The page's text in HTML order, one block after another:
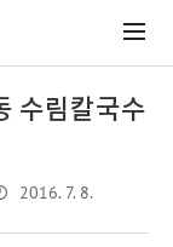
수림칼국수
2016. 7. 8.